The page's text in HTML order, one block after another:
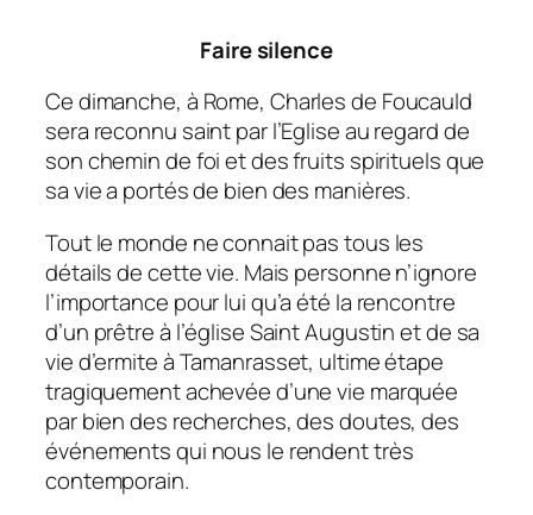
Faire silence
Ce dimanche, à Rome, Charles de Foucauld
sera reconnu saint par l’Eglise au regard de
son chemin de foi et des fruits spirituels que
sa vie a portés de bien des manières.
Tout le monde ne connait pas tous les
détails de cette vie. Mais personne n’ignore
l’importance pour lui qu’a été la rencontre
d’un prêtre à l’église Saint Augustin et de sa
vie d’ermite à Tamanrasset, ultime étape
tragiquement achevée d’une vie marquée
par bien des recherches, des doutes, des
événements qui nous le rendent très
contemporain.